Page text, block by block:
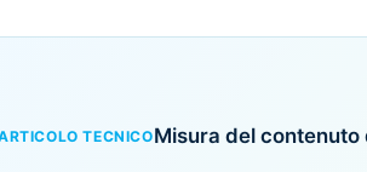
TECNICOMisura del